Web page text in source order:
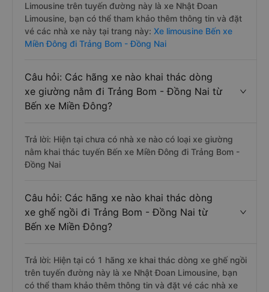
Limousine trên tuyến đường này là xe Nhật Đoan
Limousine, bạn có thể tham khảo thêm thông tin và đặt
vé các nhà xe này tại trang này: Xe limousine Bến xe
Miền Đông đi Trảng Bom - Đồng Nai
Câu hỏi: Các hãng xe nào khai thác dòng
xe giường nằm đi Trảng Bom - Đồng Nai từ
Bến xe Miền Đông?
Trả lời: Hiện tại chưa có nhà xe nào có loại xe giường
nằm khai thác tuyến Bến xe Miền Đông đi Trảng Bom -
Đồng Nai
Câu hỏi: Các hãng xe nào khai thác dòng
xe ghế ngồi đi Trảng Bom - Đồng Nai từ
Bến xe Miền Đông?
Trả lời: Hiện tại có 1 hãng xe khai thác dòng xe ghế ngồi
trên tuyến đường này là xe Nhật Đoan Limousine, bạn
có thể tham khảo thêm thông tin và đặt vé các nhà xe